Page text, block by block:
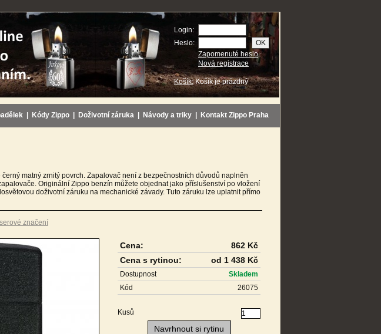
Login:
Heslo:
Zapomenuté heslo
Nová registrace
Košík:Košík je prázdný
Kódy Zippo Doživotní záruka Návody a triky Kontakt Zippo Praha
matný zrnitý povrch. Zapalovač není z bezpečnostních důvodů naplněn
Originální Zippo benzín můžete objednat jako příslušenství po vložení
doživotní záruku na mechanické závady. Tuto záruku lze uplatnit přímo
značení
Cena:
862 Kč
Cena s rytinou:
od 1 438 Kč
Dostupnost
Skladem
Kód
26075
Kusů
Navrhnout si rytinu